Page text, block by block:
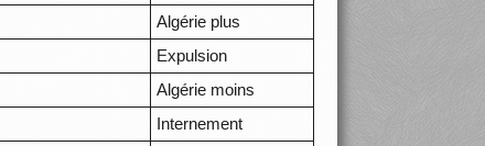
Algérie plus
Expulsion
Algérie moins
Internement